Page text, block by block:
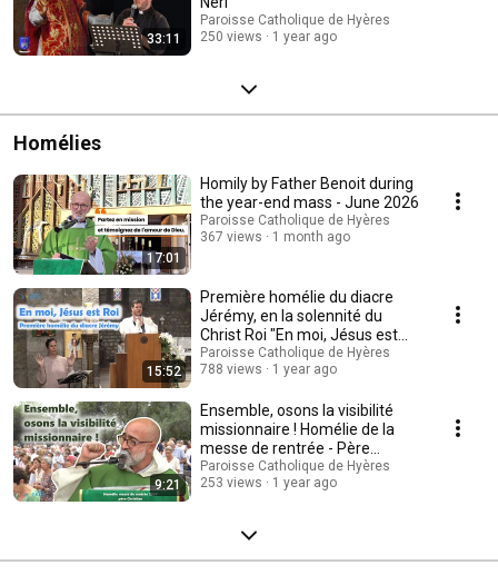
33:11
Paroisse Catholique de Hyères
250 views
1 year ago
Homélies
17:01
Homily by Father Benoit during
the year-end mass - June 2026
Paroisse Catholique de Hyères
367 views
1 month ago
15:52
Première homélie du diacre
Jérémy, en la solennité du
Christ Roi "En moi, Jésus est
Roi" nov.2024
Paroisse Catholique de Hyères
788 views
1 year ago
9:21
Ensemble, osons la visibilité
missionnaire ! Homélie de la
messe de rentrée - Père
Christian
Paroisse Catholique de Hyères
253 views
1 year ago